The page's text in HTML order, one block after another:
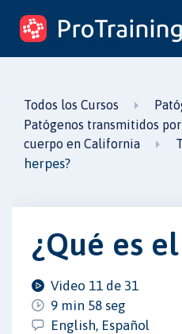
un curso de ProTrainings
Todos los Cursos
Patógenos transmitidos
cuerpo en California
herpes?
¿Qué es
Video 11 de 31
9 min 58 seg
English, Español